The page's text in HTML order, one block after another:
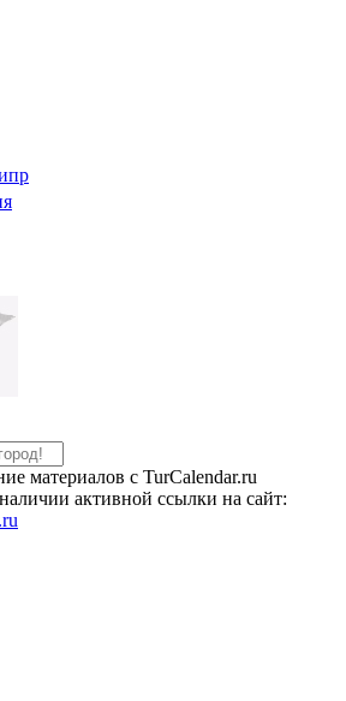
материалов c TurCalendar.ru
активной ссылки на сайт: